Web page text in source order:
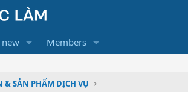
new Members
& SẢN PHẨM DỊCH VỤ